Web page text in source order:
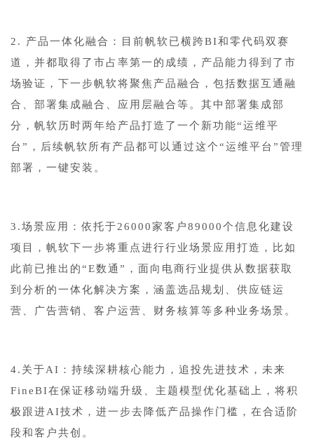
2. 产品一体化融合：目前帆软已横跨BI和零代码双赛
道，并都取得了市占率第一的成绩，产品能力得到了市
场验证，下一步帆软将聚焦产品融合，包括数据互通融
合、部署集成融合、应用层融合等。其中部署集成部
分，帆软历时两年给产品打造了一个新功能“运维平
台”，后续帆软所有产品都可以通过这个“运维平台”管理
部署，一键安装。
3.场景应用：依托于26000家客户89000个信息化建设
项目，帆软下一步将重点进行行业场景应用打造，比如
此前已推出的“E数通”，面向电商行业提供从数据获取
到分析的一体化解决方案，涵盖选品规划、供应链运
营、广告营销、客户运营、财务核算等多种业务场景。
4.关于AI：持续深耕核心能力，追投先进技术，未来
FineBI在保证移动端升级、主题模型优化基础上，将积
极跟进AI技术，进一步去降低产品操作门槛，在合适阶
段和客户共创。